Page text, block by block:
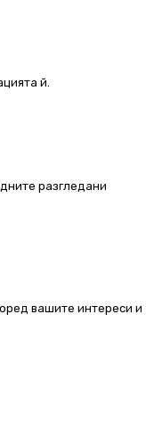
й.
разгледани
вашите интереси и